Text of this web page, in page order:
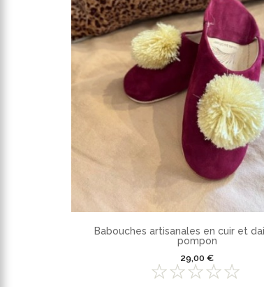
Babouches artisanales en cuir et
pompon
29,00 €